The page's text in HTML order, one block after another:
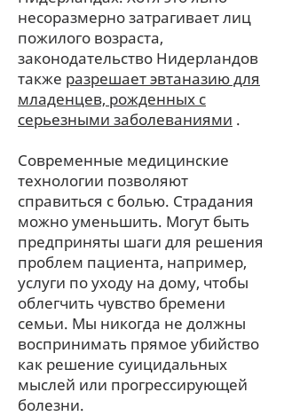
несоразмерно затрагивает лиц
пожилого возраста,
законодательство Нидерландов
также разрешаетэвтаназию для
младенцев, рожденных с
серьезными заболеваниями .
Современные медицинские
технологии позволяют
справиться с болью. Страдания
можно уменьшить. Могут быть
предприняты шаги для решения
проблем пациента, например,
услуги по уходу на дому, чтобы
облегчить чувство бремени
семьи. Мы никогда не должны
воспринимать прямое убийство
как решение суицидальных
мыслей или прогрессирующей
болезни.